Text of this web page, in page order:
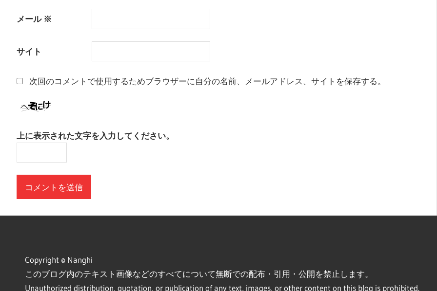
メール ※
サイト
次回のコメントで使用するためブラウザーに自分の名前、メールアドレス、サイトを保存する。
上に表示された文字を入力してください。
Copyright © Nanghi
このブログ内のテキスト画像などのすべてについて無断での配布・引用・公開を禁止します。
Unauthorized distribution, quotation, or publication of any text, images, or other content on this blog is prohibited.